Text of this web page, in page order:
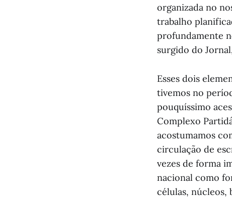
organizada no
trabalho
profundamente
surgido do
Esses dois
tivemos no
pouquíssimo
Complexo
acostumamos
circulação de
vezes de forma
nacional como
células, núcleos,